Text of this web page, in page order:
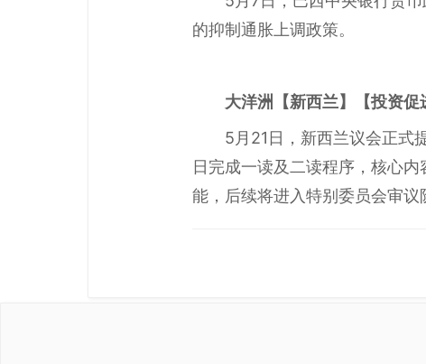
的抑制通胀上调政策。
大洋洲
【新西兰】【投资促
5月21日，新西兰议会正式
日完成一读及二读程序，核心
能，后续将进入特别委员会审议